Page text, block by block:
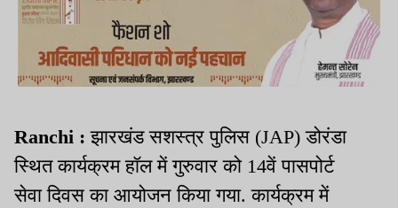
Ranchi :झारखंड सशस्त्र पुलिस (JAP) डोरंडा
स्थित कार्यक्रम हॉल में गुरुवार को 14वें पासपोर्ट
सेवा दिवस का आयोजन किया गया. कार्यक्रम में